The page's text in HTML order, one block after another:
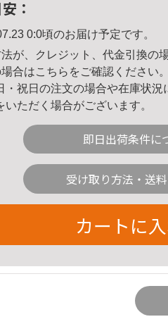
：
0:0頃のお届け予定です。
が、クレジット、代金引換の
合はこちら をご確認ください。
祝日の注文の場合や在庫状況
いただく場合がございます。
即日出荷条件に
受け取り方法・送
カートに